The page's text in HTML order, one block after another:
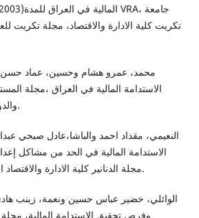
تكريت كلية الادارة والاقتصاد، مجلة تكريت
الاستدامة المالية في العراق ،مجلة
والدولية، المجلد13، العدد 55.
الاستدامة المالية في الحد من مشاكل
مجلة الدنانير كلية الادارة والاقتصاد الجامعة العراقية، عدد 13.
وفرص تحقيق الاستدامة المالية، مجلة